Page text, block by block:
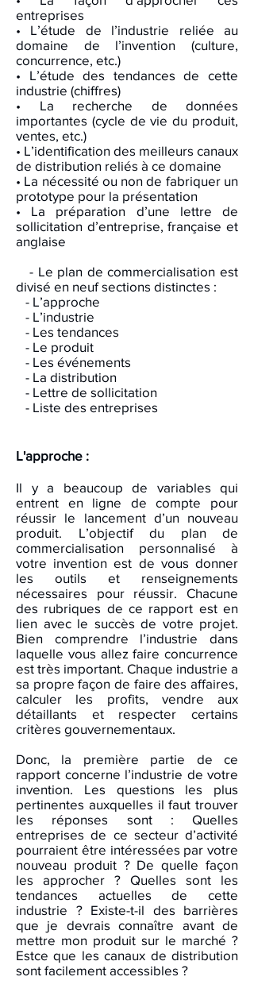
entreprises
• L’étude de l’industrie reliée au
domaine de l’invention (culture,
concurrence, etc.)
• L’étude des tendances de cette
industrie (chiffres)
• La recherche de données
importantes (cycle de vie du produit,
ventes, etc.)
• L’identification des meilleurs canaux
de distribution reliés à ce domaine
• La nécessité ou non de fabriquer un
prototype pour la présentation
• La préparation d’une lettre de
sollicitation d’entreprise, française et
anglaise
- Le plan de commercialisation est
divisé en neuf sections distinctes :
- L’approche
- L’industrie
- Les tendances
- Le produit
- Les événements
- La distribution
- Lettre de sollicitation
- Liste des entreprises
L'approche :
Il y a beaucoup de variables qui
entrent en ligne de compte pour
réussir le lancement d’un nouveau
produit. L’objectif du plan de
commercialisation personnalisé à
votre invention est de vous donner
les outils et renseignements
nécessaires pour réussir. Chacune
des rubriques de ce rapport est en
lien avec le succès de votre projet.
Bien comprendre l’industrie dans
laquelle vous allez faire concurrence
est très important. Chaque industrie a
sa propre façon de faire des affaires,
calculer les profits, vendre aux
détaillants et respecter certains
critères gouvernementaux.
Donc, la première partie de ce
rapport concerne l’industrie de votre
invention. Les questions les plus
pertinentes auxquelles il faut trouver
les réponses sont : Quelles
entreprises de ce secteur d’activité
pourraient être intéressées par votre
nouveau produit ? De quelle façon
les approcher ? Quelles sont les
tendances actuelles de cette
industrie ? Existe-t-il des barrières
que je devrais connaître avant de
mettre mon produit sur le marché ?
Estce que les canaux de distribution
sont facilement accessibles ?